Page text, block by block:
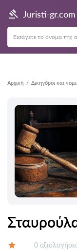
Juristi-gr.com
Αρχική Δικηγόροι και
Πίσω
Αξιολογήσεις:
0